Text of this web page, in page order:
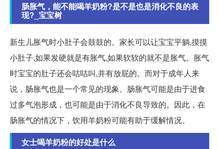
肠胀气，能不能喝羊奶粉?是不是也是消化不良的表
现?_宝宝树
新生儿胀气时小肚子会鼓鼓的。家长可以让宝宝平躺,摸摸
小肚子,如果发硬就是有胀气,如果软软的就不是胀气。胀气
时宝宝的肚子还会咕咕叫,并有放屁的。而对于成年人来
说，肠胀气也是一个常见的现象。肠胀气可能是由于进食
过多气泡形成，也可能是由于消化不良导致的。因此，在
肠胀气的情况下，饮用羊奶粉可能有助于缓解情况。
女士喝羊奶粉的好处是什么